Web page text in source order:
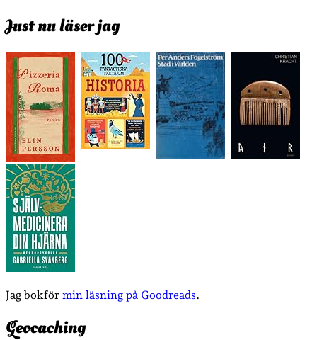
Just nu läser jag
Jag bokför min läsning på Goodreads.
Geocaching